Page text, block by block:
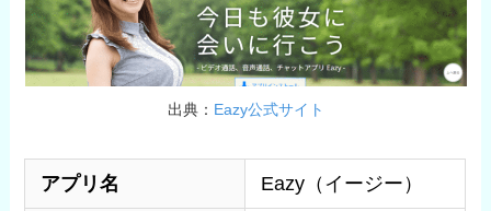
出典： Eazy公式サイト
アプリ名 Eazy（イージー）